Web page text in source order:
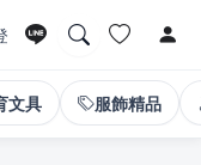
文具 服飾精品